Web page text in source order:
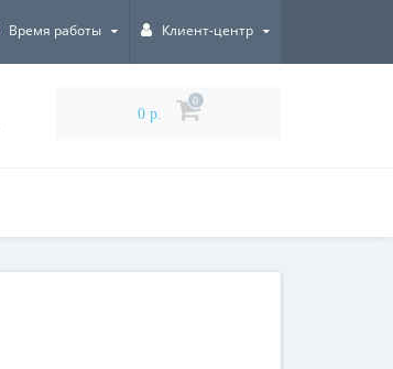
Время работы Клиент-центр
0 р.
0